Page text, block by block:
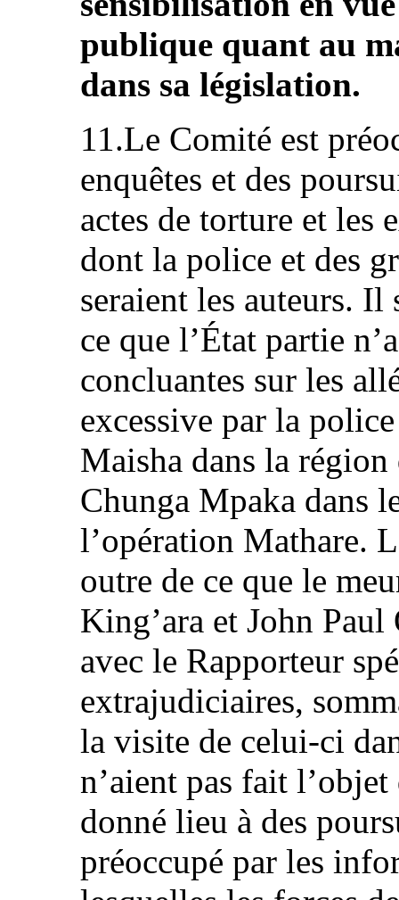
publique quant au
dans sa législation.
11.Le Comité est
enquêtes et des
actes de torture et les
dont la police et des
seraient les auteurs.
ce que l’État partie
concluantes sur les
excessive par la
Maisha dans la
Chunga Mpaka dans
l’opération Mathare.
outre de ce que le
King’ara et John
avec le Rapporteur
extrajudiciaires,
la visite de celui-ci
n’aient pas fait
donné lieu à des
préoccupé par les